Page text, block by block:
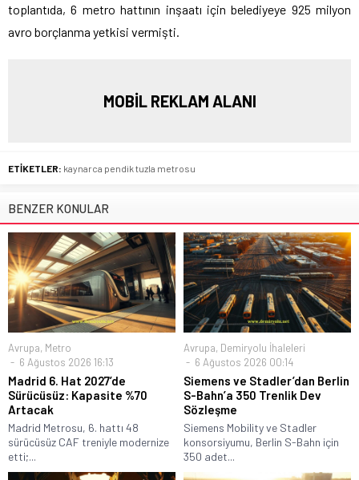
toplantıda, 6 metro hattının inşaatı için belediyeye 925 milyon
avro borçlanma yetkisi vermişti.
MOBİL REKLAM ALANI
ETİKETLER: kaynarca pendik tuzla metrosu
BENZER KONULAR
Avrupa, Metro
6 Ağustos 2026 16:13
Madrid 6. Hat 2027’de
Sürücüsüz: Kapasite %70
Artacak
Madrid Metrosu, 6. hattı 48
sürücüsüz CAF treniyle modernize
etti;...
Avrupa, Demiryolu İhaleleri
6 Ağustos 2026 00:14
Siemens ve Stadler’dan Berlin
S-Bahn’a 350 Trenlik Dev
Sözleşme
Siemens Mobility ve Stadler
konsorsiyumu, Berlin S-Bahn için
350 adet...